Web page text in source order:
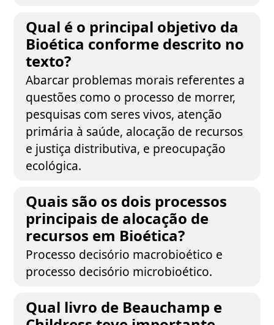
Qual é o principal objetivo da
Bioética conforme descrito no
texto?
Abarcar problemas morais referentes a
questões como o processo de morrer,
pesquisas com seres vivos, atenção
primária à saúde, alocação de recursos
e justiça distributiva, e preocupação
ecológica.
Quais são os dois processos
principais de alocação de
recursos em Bioética?
Processo decisório macrobioético e
processo decisório microbioético.
Qual livro de Beauchamp e